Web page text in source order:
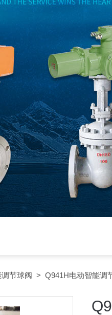
节球阀 > Q941H电动智能调